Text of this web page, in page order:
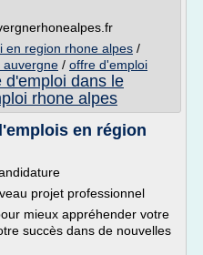
en region rhone alpes /
auvergne / offre d'emploi
d'emploi dans le
rhone alpes
en région
projet professionnel
mieux appréhender votre
succès dans de nouvelles